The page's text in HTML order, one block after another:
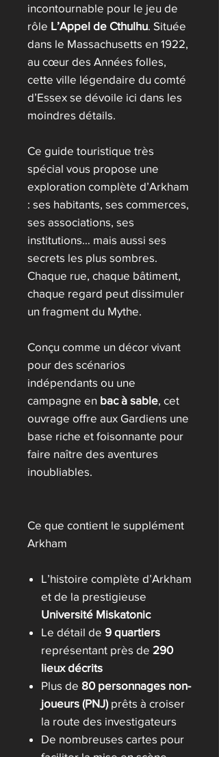
incontournable pour le jeu de
rôle L’Appel de Cthulhu . Située
dans le Massachusetts en 1922,
au cœur des Années folles,
cette ville légendaire du comté
d’Essex se dévoile ici dans les
moindres détails.
Ce guide touristique très
spécial vous propose une
exploration complète d’Arkham
: ses habitants, ses commerces,
ses associations, ses
institutions… mais aussi ses
secrets les plus sombres.
Chaque rue, chaque bâtiment,
chaque regard peut dissimuler
un fragment du Mythe.
Conçu comme un décor vivant
pour des scénarios
indépendants ou une
campagne en bac à sable , cet
ouvrage offre aux Gardiens une
base riche et foisonnante pour
faire naître des aventures
inoubliables.
Ce que contient le supplément
Arkham
L’histoire complète d’Arkham
et de la prestigieuse
Université Miskatonic
Le détail de 9 quartiers
représentant près de 290
lieux décrits
Plus de 80 personnages non-
joueurs (PNJ)prêts à croiser
la route des investigateurs
De nombreuses cartes pour